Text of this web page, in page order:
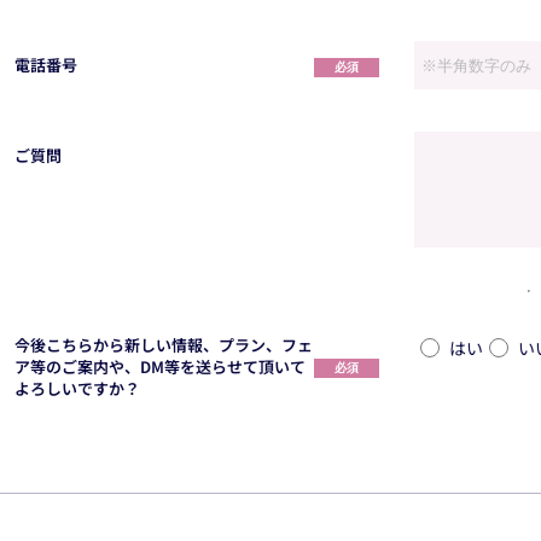
電話番号 必須
ご質問
今後こちらから新しい情報、プラン、フェ
ア等のご案内や、DM等を送らせて頂いて
よろしいですか？
必須
はい い